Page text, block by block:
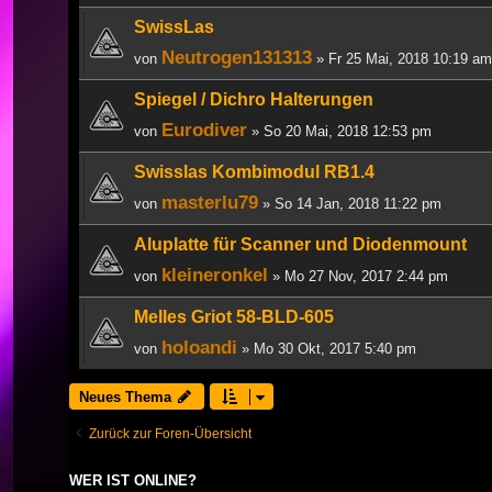
SwissLas
von Neutrogen131313 » Fr 25 Mai, 2018 10:19 am
Spiegel / Dichro Halterungen
von Eurodiver » So 20 Mai, 2018 12:53 pm
Swisslas Kombimodul RB1.4
von masterlu79 » So 14 Jan, 2018 11:22 pm
Aluplatte für Scanner und Diodenmount
von kleineronkel » Mo 27 Nov, 2017 2:44 pm
Melles Griot 58-BLD-605
von holoandi » Mo 30 Okt, 2017 5:40 pm
Neues Thema
Zurück zur Foren-Übersicht
WER IST ONLINE?